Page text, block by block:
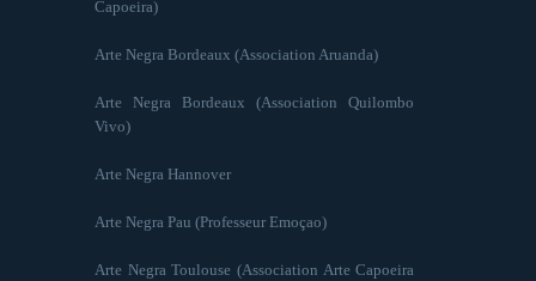
Capoeira)
Arte Negra Bordeaux (Association Aruanda)
Arte Negra Bordeaux (Association Quilombo
Vivo)
Arte Negra Hannover
Arte Negra Pau (Professeur Emoçao)
Arte Negra Toulouse (Association Arte Capoeira